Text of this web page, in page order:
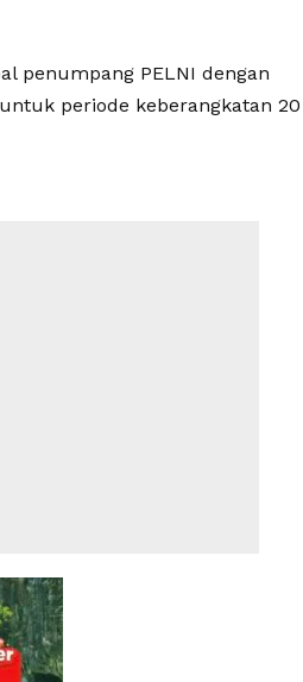
penumpang PELNI dengan
periode keberangkatan 20